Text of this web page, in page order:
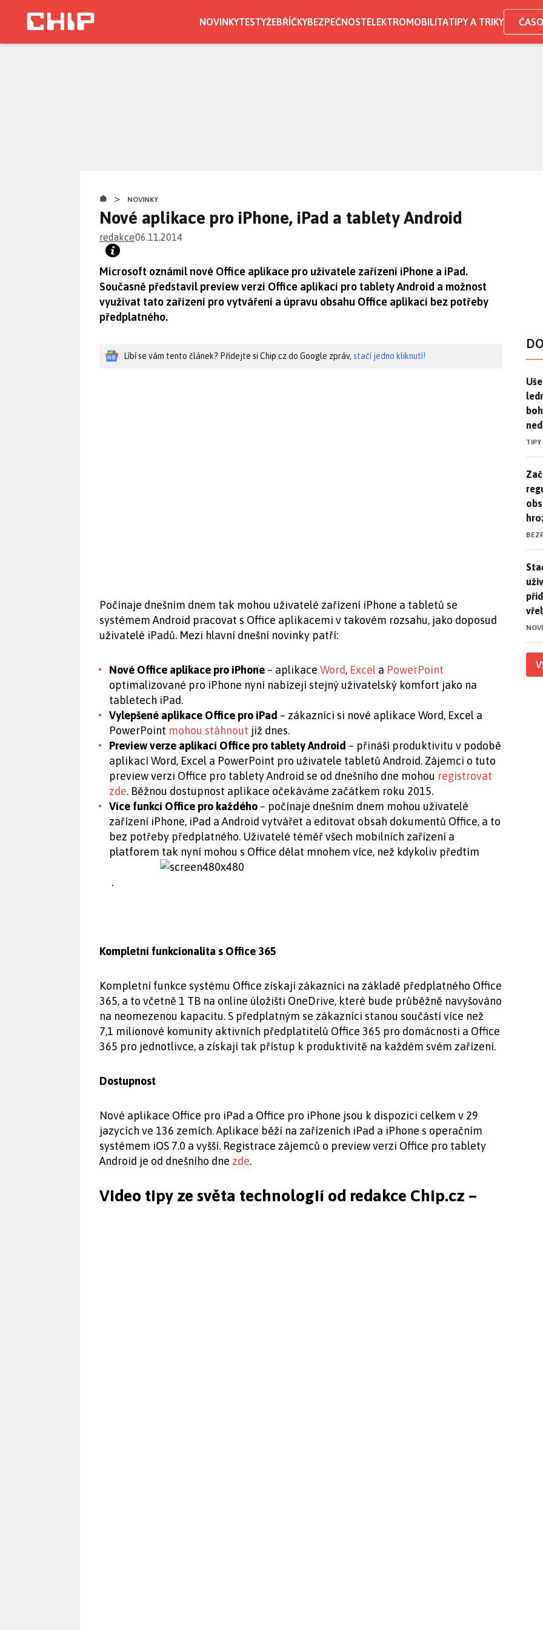
NOVINKYTESTYŽEBŘÍČKYBEZPEČNOSTELEKTROMOBILITATIPY A TRIKY
> NOVINKY
Nové aplikace pro iPhone, iPad a tablety Android
redakce06.11.2014
Microsoft oznámil nové Office aplikace pro uživatele zařízení iPhone a iPad.
Současně představil preview verzi Office aplikací pro tablety Android a možnost
využívat tato zařízení pro vytváření a úpravu obsahu Office aplikací bez potřeby
předplatného.
Líbí se vám tento článek? Přidejte si Chip.cz do Google zpráv, stačí jedno kliknutí!
Počínaje dnešním dnem tak mohou uživatelé zařízení iPhone a tabletů se
systémem Android pracovat s Office aplikacemi v takovém rozsahu, jako doposud
uživatelé iPadů. Mezi hlavní dnešní novinky patří:
Nové Office aplikace pro iPhone – aplikace Word, Excel a PowerPoint
optimalizované pro iPhone nyní nabízejí stejný uživatelský komfort jako na
tabletech iPad.
Vylepšené aplikace Office pro iPad – zákazníci si nové aplikace Word, Excel a
PowerPoint mohou stáhnout již dnes.
Preview verze aplikací Office pro tablety Android – přináší produktivitu v podobě
aplikací Word, Excel a PowerPoint pro uživatele tabletů Android. Zájemci o tuto
preview verzi Office pro tablety Android se od dnešního dne mohou registrovat
zde. Běžnou dostupnost aplikace očekáváme začátkem roku 2015.
Více funkcí Office pro každého – počínaje dnešním dnem mohou uživatelé
zařízení iPhone, iPad a Android vytvářet a editovat obsah dokumentů Office, a to
bez potřeby předplatného. Uživatelé téměř všech mobilních zařízení a
platforem tak nyní mohou s Office dělat mnohem více, než kdykoliv předtím
.
Kompletní funkcionalita s Office 365
Kompletní funkce systému Office získají zákazníci na základě předplatného Office
365, a to včetně 1 TB na online úložišti OneDrive, které bude průběžně navyšováno
na neomezenou kapacitu. S předplatným se zákazníci stanou součástí více než
7,1 milionové komunity aktivních předplatitelů Office 365 pro domácnosti a Office
365 pro jednotlivce, a získají tak přístup k produktivitě na každém svém zařízení.
Dostupnost
Nové aplikace Office pro iPad a Office pro iPhone jsou k dispozici celkem v 29
jazycích ve 136 zemích. Aplikace běží na zařízeních iPad a iPhone s operačním
systémem iOS 7.0 a vyšší. Registrace zájemců o preview verzi Office pro tablety
Android je od dnešního dne zde.
Video tipy ze světa technologií od redakce Chip.cz –